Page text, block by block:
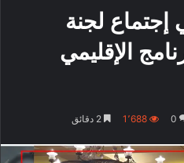
إجتماع لجنة
الإقليمي
0 1٬688